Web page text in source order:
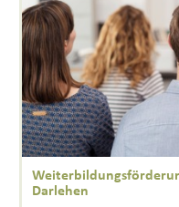
Darlehen